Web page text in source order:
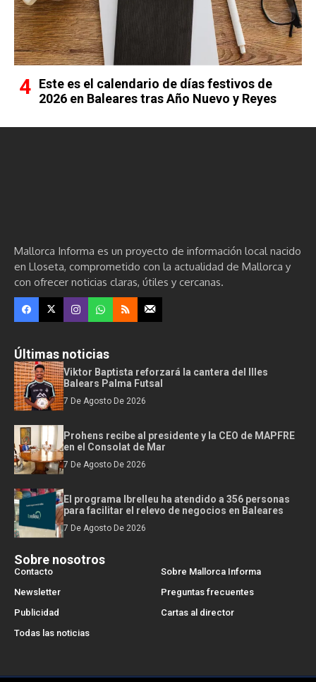
Este es el calendario de días festivos de
2026 en Baleares tras Año Nuevo y Reyes
Mallorca Informa es un proyecto de información local nacido
en Lloseta, comprometido con la actualidad de Mallorca y
con ofrecer noticias claras, útiles y cercanas.
Últimas noticias
Viktor Baptista reforzará la cantera del Illes
Balears Palma Futsal
7 De Agosto De 2026
Prohens recibe al presidente y la CEO de MAPFRE
en el Consolat de Mar
7 De Agosto De 2026
El programa Ibrelleu ha atendido a 356 personas
para facilitar el relevo de negocios en Baleares
7 De Agosto De 2026
Sobre nosotros
Contacto
Sobre Mallorca Informa
Newsletter
Preguntas frecuentes
Publicidad
Cartas al director
Todas las noticias